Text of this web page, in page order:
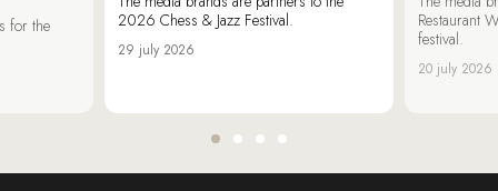
for the
2026 Chess & Jazz Festival.
29 july 2026
Restaurant
festival.
20 july 2026